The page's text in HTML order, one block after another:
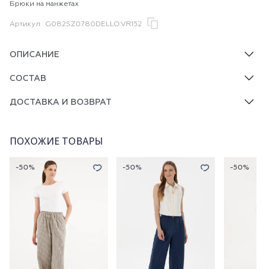
Брюки на манжетах
Артикул G082SZ0780DELLO.VR152
ОПИСАНИЕ
СОСТАВ
ДОСТАВКА И ВОЗВРАТ
ПОХОЖИЕ ТОВАРЫ
-50% -50% -50%